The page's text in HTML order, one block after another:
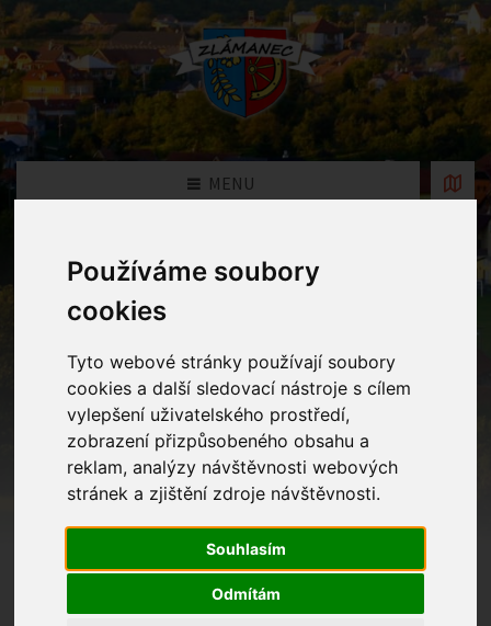
Používáme soubory
cookies
Tyto webové stránky používají soubory
cookies a další sledovací nástroje s cílem
vylepšení uživatelského prostředí,
zobrazení přizpůsobeného obsahu a
reklam, analýzy návštěvnosti webových
stránek a zjištění zdroje návštěvnosti.
Souhlasím
Odmítám
MENU
Fotogalerie
popletenou pohádkou nás čekalo v Knihovně B. B. Buchlovana v
Uherském Hradišti.